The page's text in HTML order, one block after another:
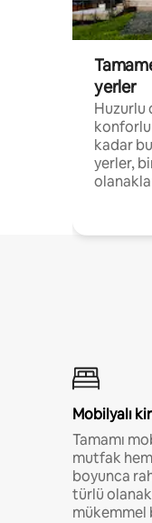
yerler
Huzurlu
kadar
yerler,
Mobilyalı
Tamamı
mutfak
boyunca
türlü